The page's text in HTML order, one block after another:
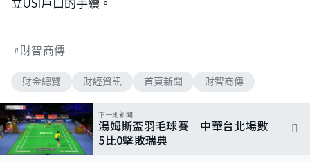
立USI戶口的手續。
財智商傳
財金總覽 財經資訊 首頁新聞 財智商傳
下一則新聞
湯姆斯盃羽毛球賽 中華台北場數
5比0擊敗瑞典